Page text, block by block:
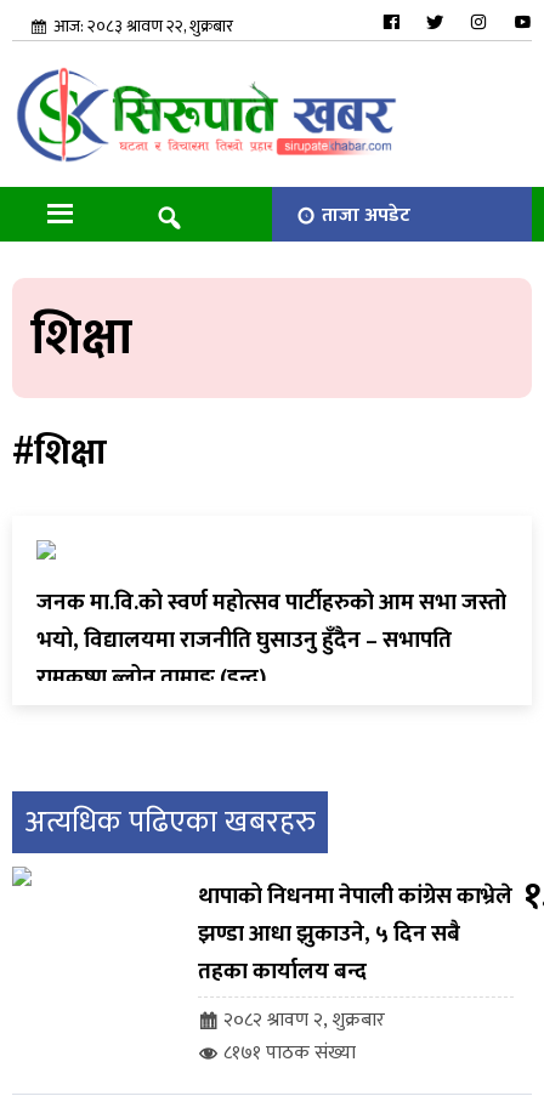
आज: २०८३ श्रावण २२, शुक्रबार
ताजा अपडेट
शिक्षा
#शिक्षा
जनक मा.वि.को स्वर्ण महोत्सव पार्टीहरुको आम सभा जस्तो
भयो, विद्यालयमा राजनीति घुसाउनु हुँदैन – सभापति
रामकृष्ण ब्लोन तामाङ (इन्द्र)
अत्यधिक पढिएका खबरहरु
थापाको निधनमा नेपाली कांग्रेस काभ्रेले
झण्डा आधा झुकाउने, ५ दिन सबै
तहका कार्यालय बन्द
२०८२ श्रावण २, शुक्रबार
८१७१ पाठक संख्या